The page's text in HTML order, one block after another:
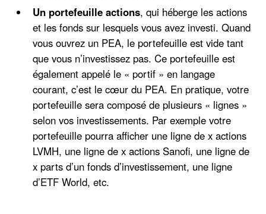
Un portefeuille actions, qui héberge les actions
et les fonds sur lesquels vous avez investi. Quand
vous ouvrez un PEA, le portefeuille est vide tant
que vous n’investissez pas. Ce portefeuille est
également appelé le « portif » en langage
courant, c’est le cœur du PEA. En pratique, votre
portefeuille sera composé de plusieurs « lignes »
selon vos investissements. Par exemple votre
portefeuille pourra afficher une ligne de x actions
LVMH, une ligne de x actions Sanofi, une ligne de
x parts d’un fonds d’investissement, une ligne
d’ETF World, etc.